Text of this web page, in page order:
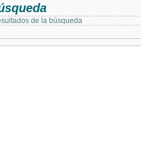
de la búsqueda